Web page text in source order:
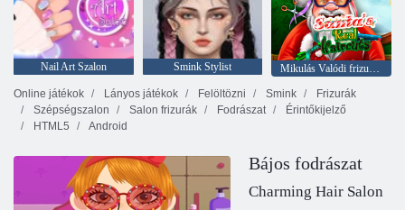
Nail Art Szalon Smink Stylist
Online játékok
Lányos játékok Felöltözni Smink
Frizurák
Szépségszalon
Salon frizurák Fodrászat
Érintőkijelző
HTML5
Android
Bájos fodrászat
Charming Hair Salon